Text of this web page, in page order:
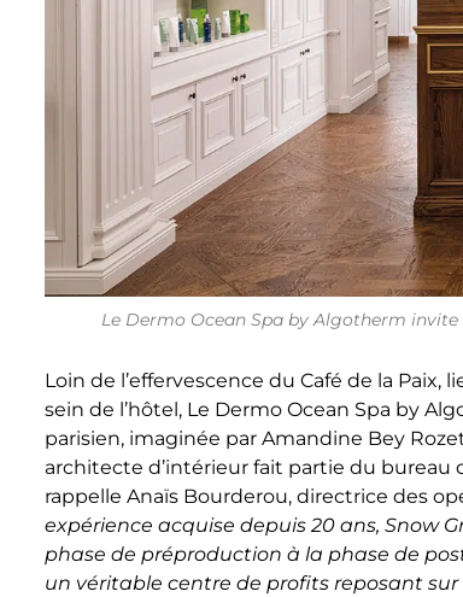
Le Dermo Ocean Spa by Algotherm
Loin de l’effervescence du Café de la
sein de l’hôtel, Le Dermo Ocean Spa by
parisien, imaginée par Amandine Bey
architecte d’intérieur fait partie du bureau
rappelle Anaïs Bourderou, directrice des
expérience acquise depuis 20 ans, Snow
phase de préproduction à la phase de
un véritable centre de profits reposant